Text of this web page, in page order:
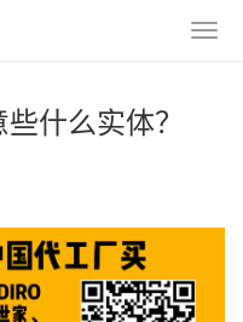
什么实体？